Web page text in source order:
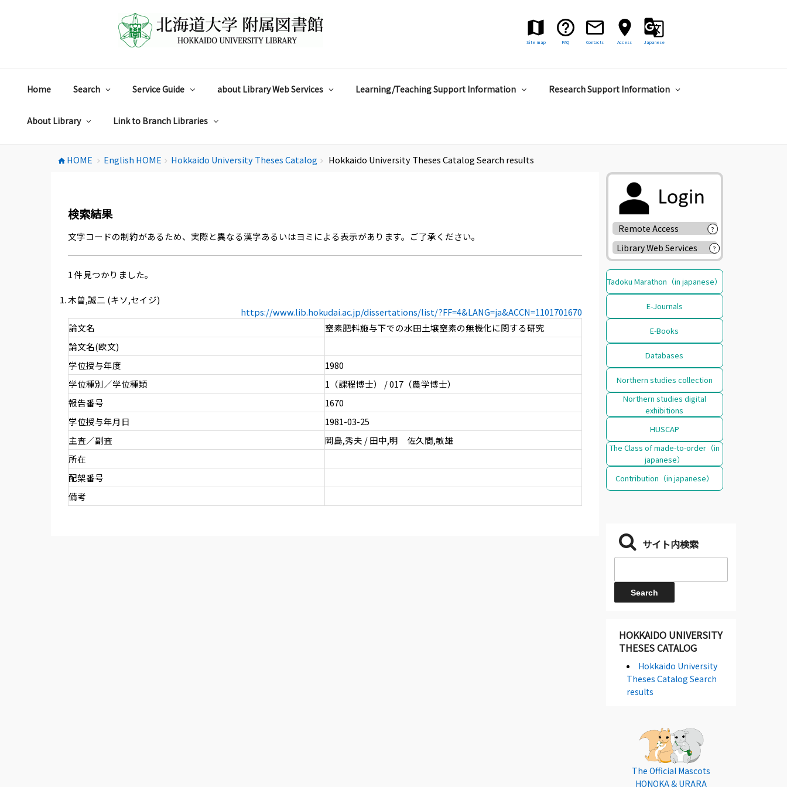
Site map FAQ Contacts Access Japanese
Home Search Service Guide about Library Web Services Learning/Teaching Support Information Research Support Information
About Library Link to Branch Libraries
home HOME chevron_right English HOME chevron_right Hokkaido University Theses Catalog chevron_right Hokkaido University Theses Catalog Search results
検索結果
文字コードの制約があるため、実際と異なる漢字あるいはヨミによる表示があります。ご了承ください。
1 件見つかりました。
木曽,誠二 (キソ,セイジ)
https://www.lib.hokudai.ac.jp/dissertations/list/?FF=4&LANG=ja&ACCN=1101701670
論文名
窒素肥料施与下での水田土壌窒素の無機化に関する研究
論文名(欧文)
学位授与年度
1980
学位種別／学位種類
1（課程博士） / 017（農学博士）
報告番号
1670
学位授与年月日
1981-03-25
主査／副査
岡島,秀夫 / 田中,明 佐久間,敏雄
所在
配架番号
備考
Remote Access ?
Library Web Services ?
Tadoku Marathon（in japanese）
E-Journals
E-Books
Databases
Northern studies collection
Northern studies digital
exhibitions
HUSCAP
The Class of made-to-order（in
japanese）
Contribution（in japanese）
サイト内検索
HOKKAIDO UNIVERSITY
THESES CATALOG
Hokkaido University
Theses Catalog Search
results
The Official Mascots
HONOKA & URARA